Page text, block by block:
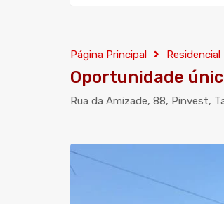
Página Principal Residencial
Oportunidade
Rua da Amizade, 88, Pinvest,